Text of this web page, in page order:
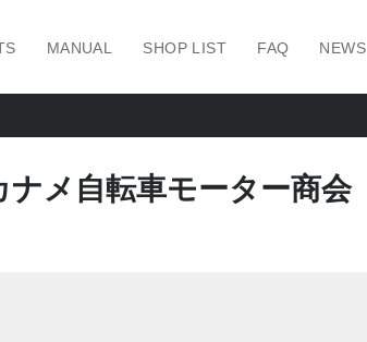
MANUAL SHOP LIST FAQ NEWS
ナメ自転車モーター商会